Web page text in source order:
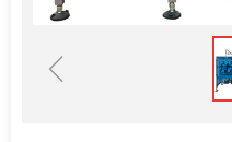
ꁆ